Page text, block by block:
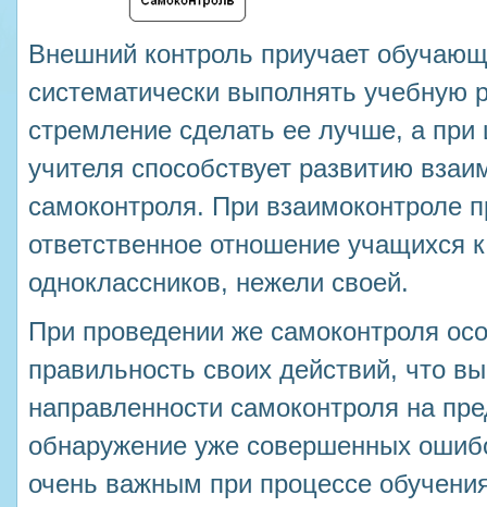
Внешний контроль приучает
систематически выполнять учебную
стремление сделать ее лучше, а при
учителя способствует развитию
самоконтроля. При взаимоконтроле
ответственное отношение учащихся
одноклассников, нежели своей.
При проведении же самоконтроля
правильность своих действий, что
направленности самоконтроля на
обнаружение уже совершенных
очень важным при процессе